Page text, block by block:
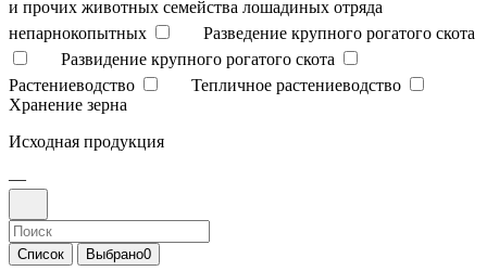
и прочих животных семейства лошадиных отряда
непарнокопытных
Разведение крупного рогатого скота
Развидение крупного рогатого скота
Растениеводство
Тепличное растениеводство
Хранение зерна
Исходная продукция
—
Список Выбрано0